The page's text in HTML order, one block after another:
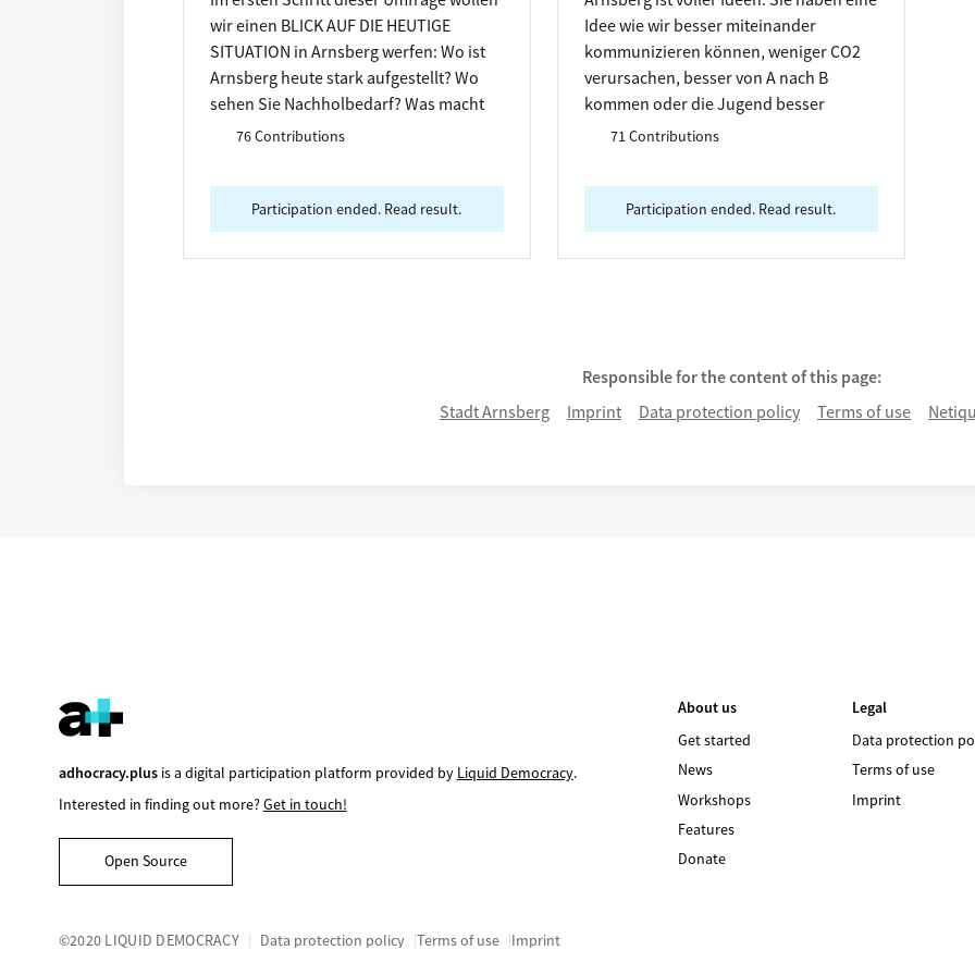
wir einen BLICK AUF DIE HEUTIGE
SITUATION in Arnsberg werfen: Wo ist
Arnsberg heute stark aufgestellt? Wo
sehen Sie Nachholbedarf? Was macht
Arnsberg heute einzigartig? Wählen Sie
sagen möchten! #stärken #schwächen
#einzigartig
76 Contributions
Participation ended. Read result.
Idee wie wir besser miteinander
kommunizieren können, weniger CO2
verursachen, besser von A nach B
kommen oder die Jugend besser
einbinden? Oder etwas ganz anderes?
der Smart City Arnsberg realisieren
können. Wir freuen uns darauf!
71 Contributions
Participation ended. Read result.
Responsible for the content of this page:
Stadt Arnsberg
Imprint Data protection policy Terms of use
adhocracy.plusis a digital participation platform provided by Liquid Democracy.
Interested in finding out more?Get in touch!
Open Source
About us
Get started
News
Workshops
Features
Donate
Legal
Data protection
Terms of use
Imprint
©2020 LIQUID DEMOCRACY Data protection policy Terms of use Imprint